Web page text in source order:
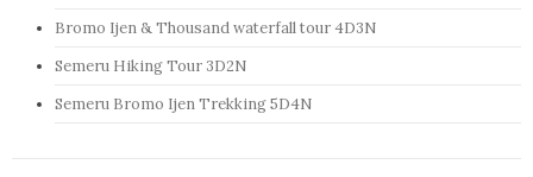
Bromo Ijen & Thousand waterfall tour 4D3N
Semeru Hiking Tour 3D2N
Semeru Bromo Ijen Trekking 5D4N